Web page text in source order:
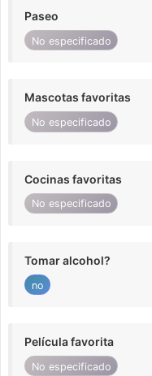
Paseo
No especificado
Mascotas favoritas
No especificado
Cocinas favoritas
No especificado
Tomar alcohol?
no
Película favorita
No especificado